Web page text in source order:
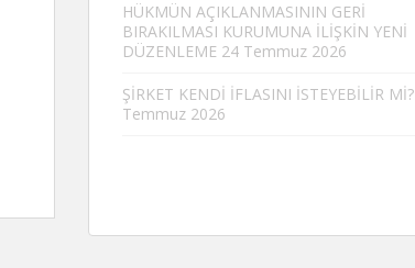
HÜKMÜN AÇIKLANMASININ GERİ
BIRAKILMASI KURUMUNA İLİŞKİN YENİ
DÜZENLEME 24 Temmuz 2026
ŞİRKET KENDİ İFLASINI İSTEYEBİLİR Mİ?
Temmuz 2026